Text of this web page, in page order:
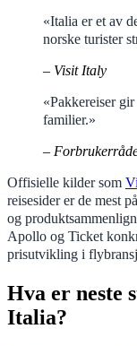
«Italia er et av
norske turister
– Visit Italy
«Pakkereiser
familier.»
–
Offisielle kilder som
reisesider er de mest
og
Apollo og Ticket
prisutvikling i
Hva er neste
Italia?